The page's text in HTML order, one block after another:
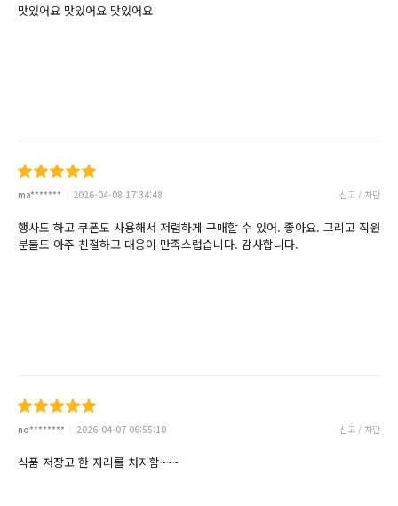
맛있어요 맛있어요 맛있어요
ma******* 2026-04-08 17:34:48 신고 / 차단
행사도 하고 쿠폰도 사용해서 저렴하게 구매할 수 있어. 좋아요. 그리고 직원
분들도 아주 친절하고 대응이 만족스럽습니다. 감사합니다.
no******** 2026-04-07 06:55:10 신고 / 차단
식품 저장고 한 자리를 차지함~~~